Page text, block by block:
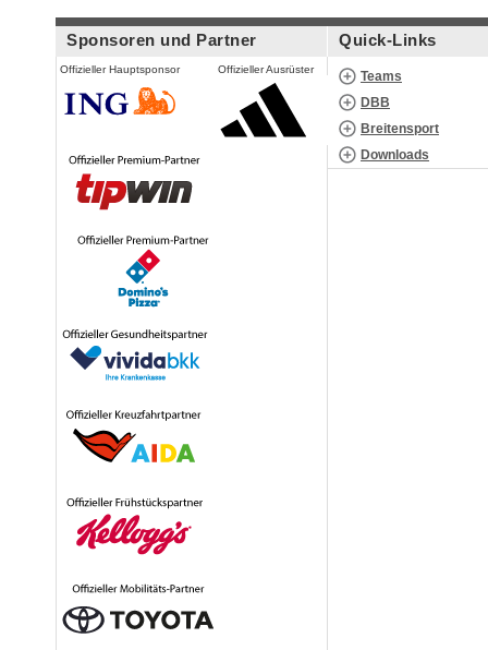
Sponsoren und Partner
Offizieller Hauptsponsor Offizieller Ausrüster
Quick-Links
Teams
DBB
Breitensport
Downloads